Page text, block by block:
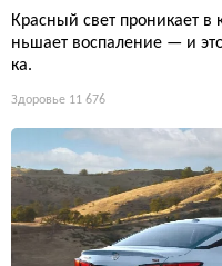
Красный свет проникает в
ньшает воспаление — и
ка.
Здоровье 11 676